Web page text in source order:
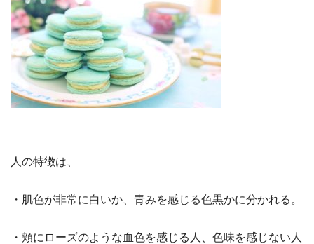
人の特徴は、
・肌色が非常に白いか、青みを感じる色黒かに分かれる。
・頬にローズのような血色を感じる人、色味を感じない人